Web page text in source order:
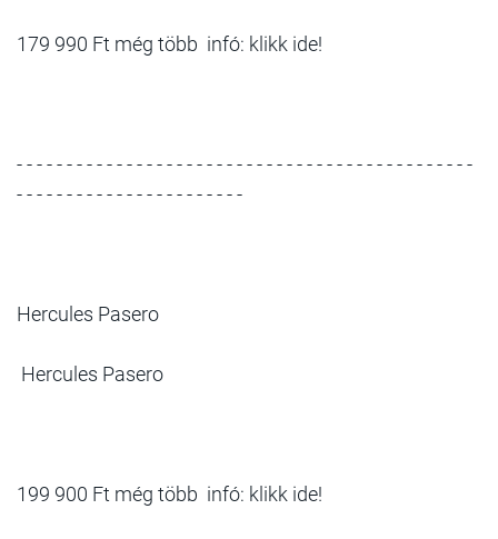
179 990 Ft még több infó: klikk ide!
- - - - - - - - - - - - - - - - - - - - - - - - - - - - - - - - - - - - - - - - - - - - - -
- - - - - - - - - - - - - - - - - - - - - - -
Hercules Pasero
Hercules Pasero
199 900 Ft még több infó: klikk ide!